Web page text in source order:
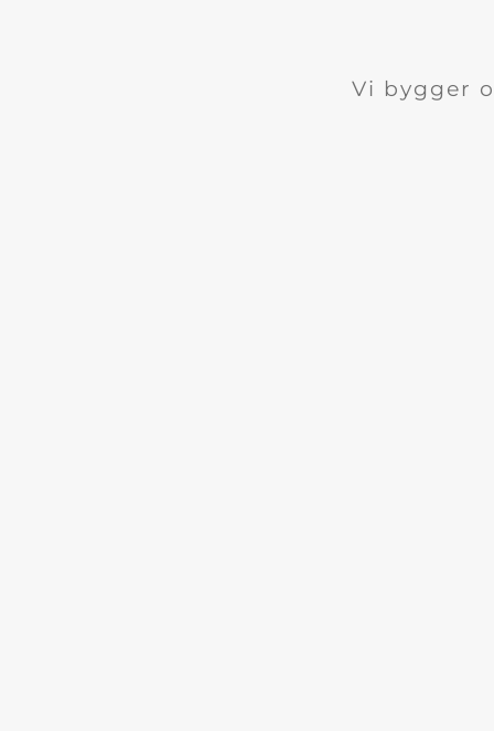
Vi bygger